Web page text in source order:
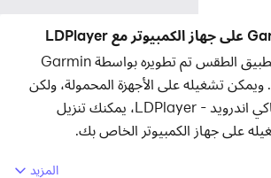
Garmin Pilot هو تطبيق الطقس تم تطويره بواسطة Garmin
International, Inc. ويمكن تشغيله على الأجهزة المحمولة، ولكن
باستخدام أفضل محاكي اندرويد - LDPlayer، يمكنك تنزيل
تشغيل Garmin Pilot على جهاز الكمبيوتر، يمكنك التصفح بوضوح
المزيد